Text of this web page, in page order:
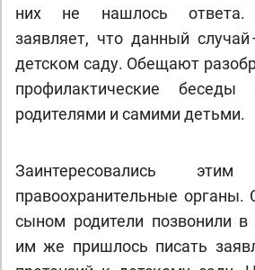
них не нашлось ответа.
заявляет, что данный
детском саду. Обещают
профилактические беседы
родителями и самими детьми.
Заинтересовались
правоохранительные органы.
сыном родители позвонили
им же пришлось писать